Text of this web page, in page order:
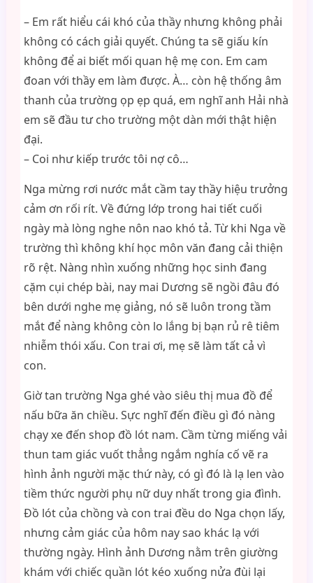
– Em rất hiểu cái khó của thầy nhưng không phải
không có cách giải quyết. Chúng ta sẽ giấu kín
không để ai biết mối quan hệ mẹ con. Em cam
đoan với thầy em làm được. À… còn hệ thống âm
thanh của trường ọp ẹp quá, em nghĩ anh Hải nhà
em sẽ đầu tư cho trường một dàn mới thật hiện
đại.
– Coi như kiếp trước tôi nợ cô…
Nga mừng rơi nước mắt cầm tay thầy hiệu trưởng
cảm ơn rối rít. Về đứng lớp trong hai tiết cuối
ngày mà lòng nghe nôn nao khó tả. Từ khi Nga về
trường thì không khí học môn văn đang cải thiện
rõ rệt. Nàng nhìn xuống những học sinh đang
cặm cụi chép bài, nay mai Dương sẽ ngồi đâu đó
bên dưới nghe mẹ giảng, nó sẽ luôn trong tầm
mắt để nàng không còn lo lắng bị bạn rủ rê tiêm
nhiễm thói xấu. Con trai ơi, mẹ sẽ làm tất cả vì
con.
Giờ tan trường Nga ghé vào siêu thị mua đồ để
nấu bữa ăn chiều. Sực nghĩ đến điều gì đó nàng
chạy xe đến shop đồ lót nam. Cầm từng miếng vải
thun tam giác vuốt thẳng ngắm nghía cố vẽ ra
hình ảnh người mặc thứ này, có gì đó là lạ len vào
tiềm thức người phụ nữ duy nhất trong gia đình.
Đồ lót của chồng và con trai đều do Nga chọn lấy,
nhưng cảm giác của hôm nay sao khác lạ với
thường ngày. Hình ảnh Dương nằm trên giường
khám với chiếc quần lót kéo xuống nửa đùi lại